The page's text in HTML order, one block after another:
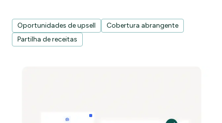
Oportunidades de upsell
Cobertura abrangente
Partilha de receitas